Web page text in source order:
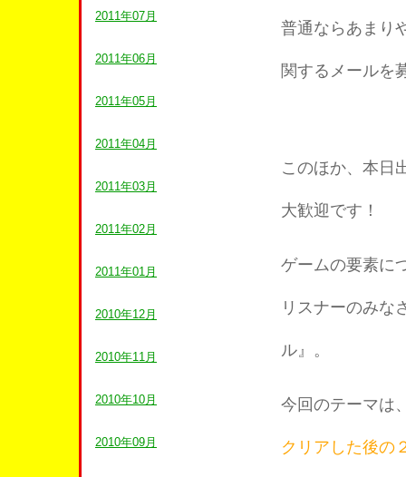
2011年07月
2011年06月
2011年05月
2011年04月
2011年03月
2011年02月
2011年01月
2010年12月
2010年11月
2010年10月
2010年09月
普通ならあまり
関するメールを
このほか、本日
大歓迎です！
ゲームの要素に
リスナーのみな
ル』。
今回のテーマは
クリアした後の